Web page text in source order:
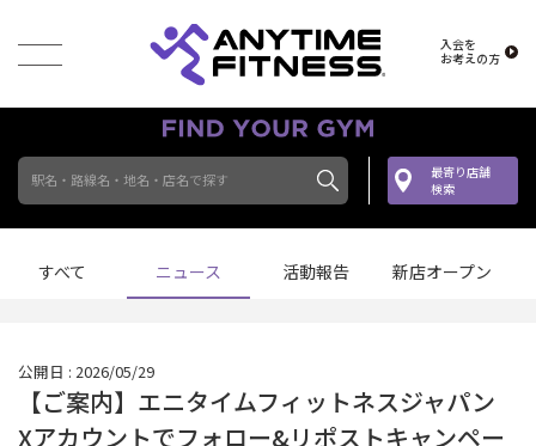
入会を
お考えの方
駅名・路線名・地名・店名で探す
最寄り店舗
検索
すべて ニュース 活動報告 新店オープン
公開日 : 2026/05/29
【ご案内】エニタイムフィットネスジャパン
Xアカウントでフォロー&リポストキャンペー